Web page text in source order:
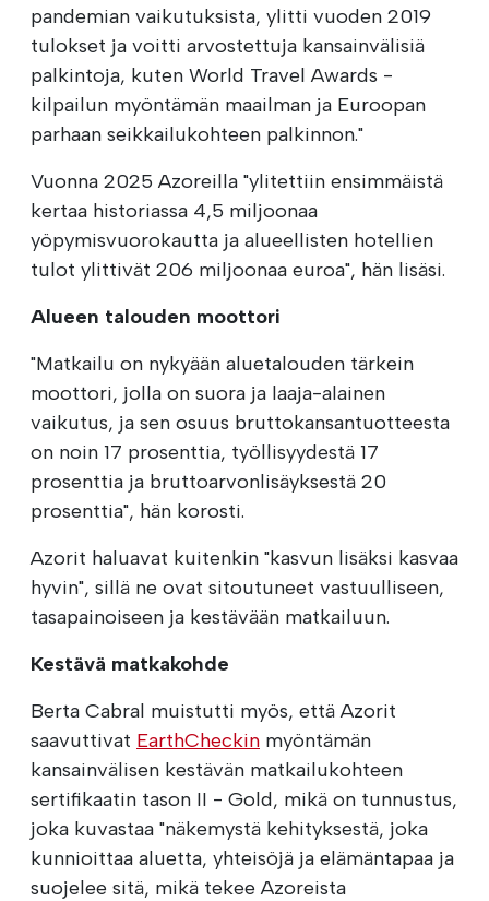
pandemian vaikutuksista, ylitti vuoden 2019
tulokset ja voitti arvostettuja kansainvälisiä
palkintoja, kuten World Travel Awards -
kilpailun myöntämän maailman ja Euroopan
parhaan seikkailukohteen palkinnon."
Vuonna 2025 Azoreilla "ylitettiin ensimmäistä
kertaa historiassa 4,5 miljoonaa
yöpymisvuorokautta ja alueellisten hotellien
tulot ylittivät 206 miljoonaa euroa", hän lisäsi.
Alueen talouden moottori
"Matkailu on nykyään aluetalouden tärkein
moottori, jolla on suora ja laaja-alainen
vaikutus, ja sen osuus bruttokansantuotteesta
on noin 17 prosenttia, työllisyydestä 17
prosenttia ja bruttoarvonlisäyksestä 20
prosenttia", hän korosti.
Azorit haluavat kuitenkin "kasvun lisäksi kasvaa
hyvin", sillä ne ovat sitoutuneet vastuulliseen,
tasapainoiseen ja kestävään matkailuun.
Kestävä matkakohde
Berta Cabral muistutti myös, että Azorit
saavuttivat EarthCheckin myöntämän
kansainvälisen kestävän matkailukohteen
sertifikaatin tason II - Gold, mikä on tunnustus,
joka kuvastaa "näkemystä kehityksestä, joka
kunnioittaa aluetta, yhteisöjä ja elämäntapaa ja
suojelee sitä, mikä tekee Azoreista